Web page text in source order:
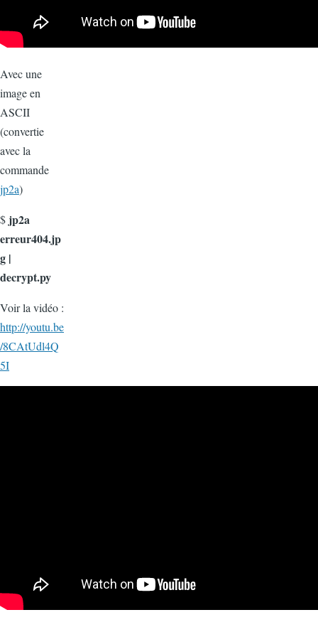
Avec une
image en
ASCII
(convertie
avec la
commande
jp2a)
$ jp2a
erreur404.jp
g |
decrypt.py
Voir la vidéo :
http://youtu.be
/8CAtUdl4Q
5I